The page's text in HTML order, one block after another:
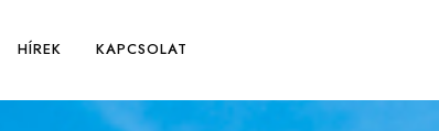
HÍREK KAPCSOLAT